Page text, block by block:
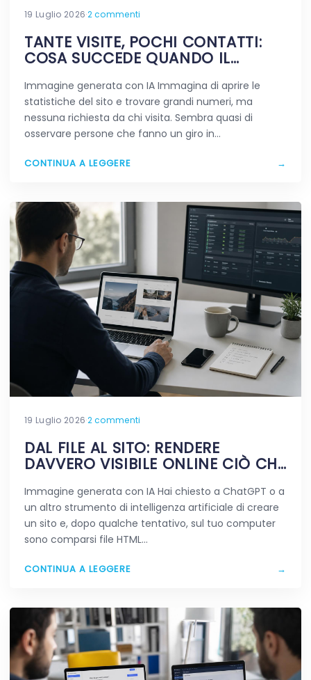
19 Luglio 2026·2 commenti
TANTE VISITE, POCHI CONTATTI:
COSA SUCCEDE QUANDO IL
Immagine generata con IA Immagina di aprire le
statistiche del sito e trovare grandi numeri, ma
nessuna richiesta da chi visita. Sembra quasi di
osservare persone che fanno un giro in…
CONTINUA A LEGGERE →
19 Luglio 2026·2 commenti
DAL FILE AL SITO: RENDERE
DAVVERO VISIBILE ONLINE CIÒ CHE
Immagine generata con IA Hai chiesto a ChatGPT o a
un altro strumento di intelligenza artificiale di creare
un sito e, dopo qualche tentativo, sul tuo computer
sono comparsi file HTML…
CONTINUA A LEGGERE →